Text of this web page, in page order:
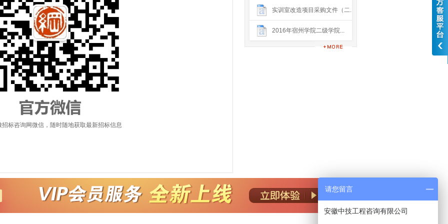
招标咨询网微信，随时随地获取最新招标信息
实训室改造项目采购文件（二...
2016年宿州学院二级学院...
请您留言
安徽中技工程咨询有限公司